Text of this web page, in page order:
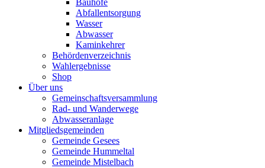
Bauhöfe
Abfallentsorgung
Wasser
Abwasser
Kaminkehrer
Behördenverzeichnis
Wahlergebnisse
Shop
Über uns
Gemeinschaftsversammlung
Rad- und Wanderwege
Abwasseranlage
Mitgliedsgemeinden
Gemeinde Gesees
Gemeinde Hummeltal
Gemeinde Mistelbach